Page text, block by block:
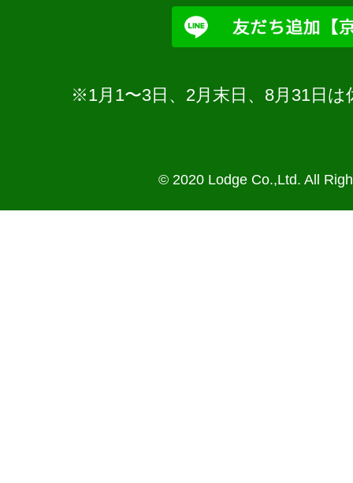
※1月1〜3日、2月末日、8月31日
© 2020 Lodge Co.,Ltd. All